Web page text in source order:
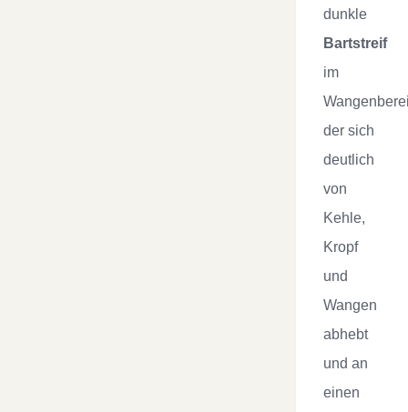
dunkle
Bartstreif
im
der sich
deutlich
von
Kehle,
Kropf
und
Wangen
abhebt
und an
einen